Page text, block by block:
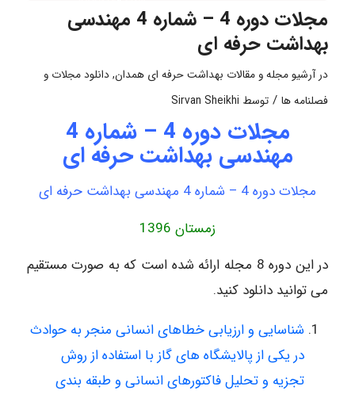
مجلات دوره 4 – شماره 4 مهندسی
بهداشت حرفه ای
درآرشیو مجله و مقالات بهداشت حرفه ای همدان,دانلود مجلات و
فصلنامه ها / توسط Sirvan Sheikhi
مجلات دوره 4 – شماره 4
مهندسی بهداشت حرفه ای
مجلات دوره 4 – شماره 4 مهندسی بهداشت حرفه ای
زمستان 1396
در این دوره 8 مجله ارائه شده است که به صورت مستقیم
می توانید دانلود کنید.
شناسایی و ارزیابی خطاهای انسانی منجر به حوادث
در یکی از پالایشگاه های گاز با استفاده از روش
تجزیه و تحلیل فاکتورهای انسانی و طبقه بندی